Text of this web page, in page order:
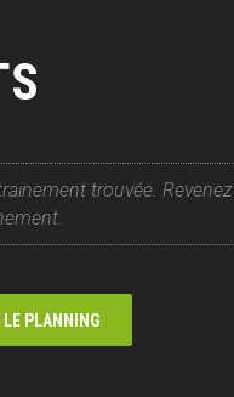
trouvée. Revenez
PLANNING